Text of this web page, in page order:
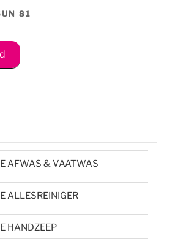
81
AFWAS & VAATWAS
ALLESREINIGER
HANDZEEP